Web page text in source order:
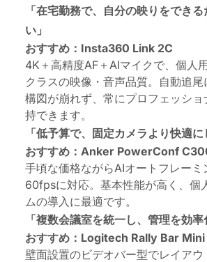
「在宅勤務で、自分の映りをでき
い」
おすすめ：Insta360 Link 2C
4K＋高精度AF＋AIマイクで、個人
クラスの映像・音声品質。自動追尾
構図が崩れず、常にプロフェッシ
持できます。
「低予算で、固定カメラより快適に
おすすめ：Anker PowerConf
手頃な価格ながらAIオートフレーミ
60fpsに対応。基本性能が高く、個
ムの導入に最適です。
「複数会議室を統一し、管理を効率
おすすめ：Logitech Rally Bar Mini
壁面設置のビデオバー型でレイアウ